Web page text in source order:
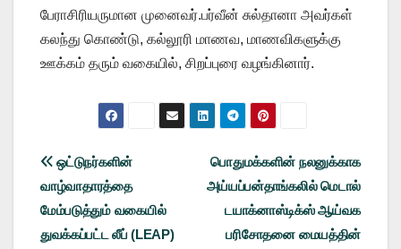
பேராசிரியருமான முனைவர்.பர்வீன் சுல்தானா அவர்கள்
கலந்து கொண்டு, கல்லூரி மாணவ, மாணவிகளுக்கு
ஊக்கம் தரும் வகையில், சிறப்புரை வழங்கினார்.
Post
navigation
பொதுமக்களின் நலனுக்காக
அய்யப்பன்தாங்கலில் மெடால்
டயாக்னாஸ்டிக்ஸ் ஆய்வக
பரிசோதனை மையத்தின்
ஒட்டுநர்களின்
வாழ்வாதாரத்தை
மேம்படுத்தும் வகையில்
துவக்கப்பட்ட லீப் (LEAP)